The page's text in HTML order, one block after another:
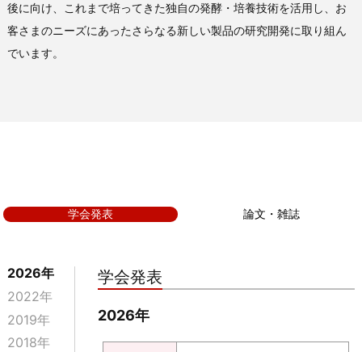
後に向け、これまで培ってきた独自の発酵・培養技術を活用し、お
客さまのニーズにあったさらなる新しい製品の研究開発に取り組ん
でいます。
学会発表 論文・雑誌
2026年
2022年
2019年
2018年
学会発表
2026年